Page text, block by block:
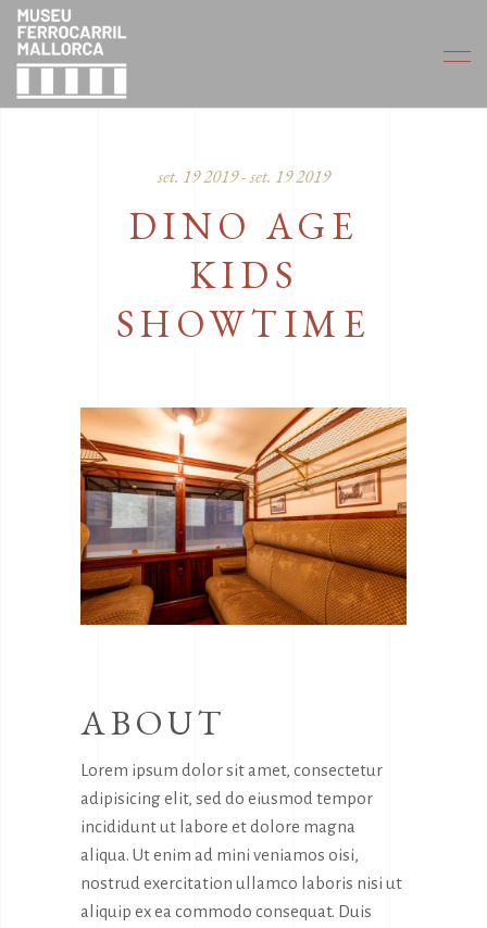
set. 19 2019 - set. 19 2019
DINO AGE
KIDS
SHOWTIME
ABOUT
Lorem ipsum dolor sit amet, consectetur
adipisicing elit, sed do eiusmod tempor
incididunt ut labore et dolore magna
aliqua. Ut enim ad mini veniamos oisi,
nostrud exercitation ullamco laboris nisi ut
aliquip ex ea commodo consequat. Duis